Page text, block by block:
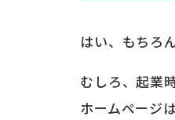
はい、もちろ
むしろ、起業
ホームページ